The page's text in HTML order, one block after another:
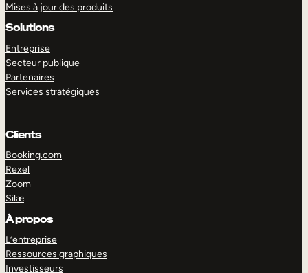
Mises à jour des produits
Solutions
Entreprise
Secteur publique
Partenaires
Services stratégiques
Clients
Booking.com
Rexel
Zoom
Silæ
À propos
L’entreprise
Ressources graphiques
Investisseurs